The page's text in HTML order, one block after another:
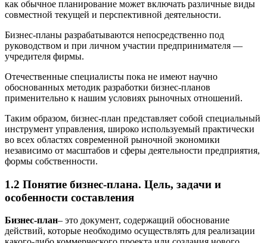
как обычное планирование может включать различные виды
совместной текущей и перспективной деятельности.
Бизнес-планы разрабатываются непосредственно под
руководством и при личном участии предпринимателя —
учредителя фирмы.
Отечественные специалисты пока не имеют научно
обоснованных методик разработки бизнес-планов
применительно к нашим условиях рыночных отношений.
Таким образом, бизнес-план представляет собой специальный
инструмент управления, широко используемый практически
во всех областях современной рыночной экономики
независимо от масштабов и сферы деятельности предприятия,
формы собственности.
1.2 Понятие бизнес-плана. Цель, задачи и
особенности составления
Бизнес-план– это документ, содержащий обоснование
действий, которые необходимо осуществлять для реализации